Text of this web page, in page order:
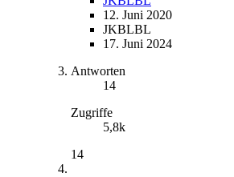
12. Juni 2020
JKBLBL
17. Juni 2024
Antworten
14
Zugriffe
5,8k
14